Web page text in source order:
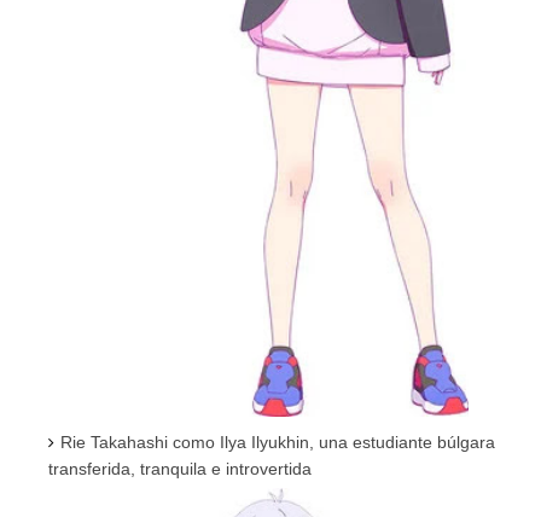
Rie Takahashi como Ilya Ilyukhin, una estudiante búlgara
transferida, tranquila e introvertida